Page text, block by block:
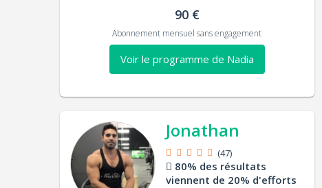
90 €
Abonnement mensuel sans engagement
Voir le programme de Nadia
Jonathan
(47)
80% des résultats
viennent de 20% d'efforts